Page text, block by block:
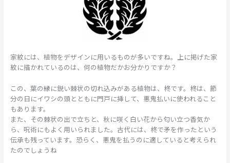
家紋には、植物をデザインに用いるものが多いですね。上に掲げた家
紋に描かれているのは、何の植物だかお分かりですか？
この、葉の縁に鋭い棘状の切れ込みがある植物は、柊です。柊は、節
分の日にイワシの頭とともに門戸に挿して、悪鬼払いに使われること
もあります。
また、その棘状の出で立ちと、秋に咲く白い花から匂い立つ香気か
ら、呪術にもよく用いられました。古代には、柊で矛を作ったという
伝承も残っています。恐らく、悪鬼を払うのに適していると考えられ
たのでしょうね